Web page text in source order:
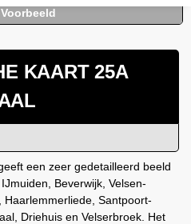
KAART 25A
een zeer gedetailleerd beeld
Beverwijk, Velsen-
Santpoort-
Driehuis en Velserbroek. Het